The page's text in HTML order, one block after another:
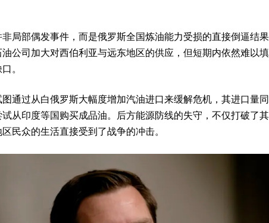
局部偶发事件，而是俄罗斯全国炼油能力受损的直接倒逼结
公司加大对西伯利亚与远东地区的供应，但短期内依然难以
。
通过从白俄罗斯大幅度增加汽油进口来缓解危机，其进口量
从印度等国购买成品油。后方能源防线的失守，不仅打破了
民众的生活直接受到了战争的冲击。